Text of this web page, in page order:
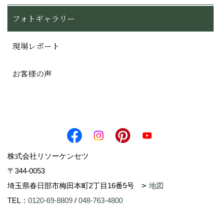
フォトギャラリー
現場レポート
お客様の声
株式会社リソーケンセツ
〒344-0053
埼玉県春日部市梅田本町2丁目16番5号
地図
TEL： 0120-69-8809 / 048-763-4800